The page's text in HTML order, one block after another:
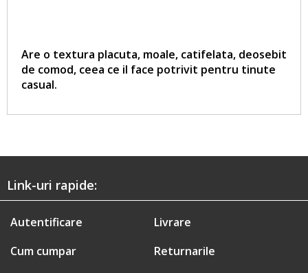
Are o textura placuta, moale, catifelata, deosebit
de comod, ceea ce il face potrivit pentru tinute
casual.
Link-uri rapide:
Autentificare
Cum cumpar
Livrare
Returnarile